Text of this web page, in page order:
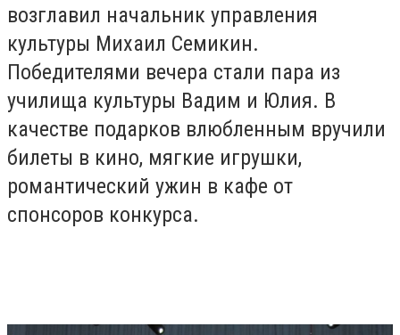
возглавил начальник управления
культуры Михаил Семикин.
Победителями вечера стали пара из
училища культуры Вадим и Юлия. В
качестве подарков влюбленным вручили
билеты в кино, мягкие игрушки,
романтический ужин в кафе от
спонсоров конкурса.